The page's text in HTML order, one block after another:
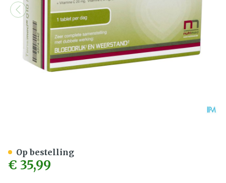
€ 35,99
Op bestelling